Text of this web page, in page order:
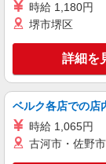
キー
アルバイト パート
訪問介護事業所 ソ
時給 1,180円
堺市堺区
詳細を
ベルク各店での店
時給 1,065円
古河市・佐野